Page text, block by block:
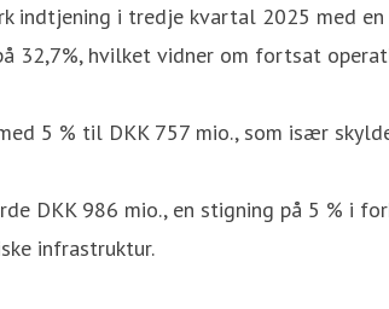
indtjening i tredje kvartal 2025 med
32,7%, hvilket vidner om fortsat
5 % til DKK 757 mio., som især
DKK 986 mio., en stigning på 5 % i
infrastruktur.